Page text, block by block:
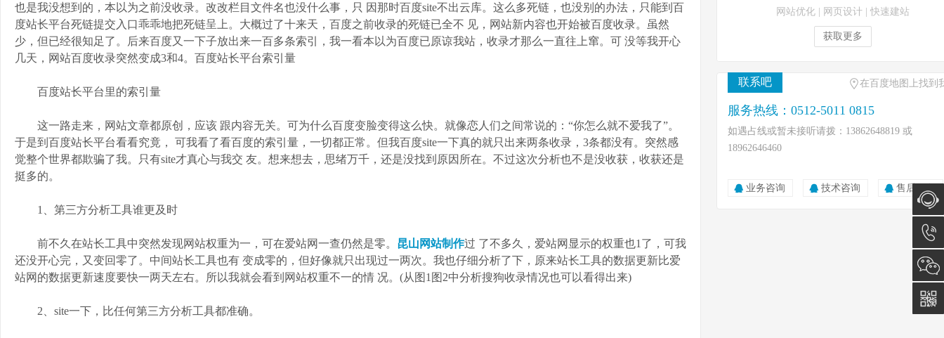
也是我没想到的，本以为之前没收录。改改栏目文件名也没什么事，只 因那时百度site不出云库。这么多死链，也没别的办法，只能到百
度站长平台死链提交入口乖乖地把死链呈上。大概过了十来天，百度之前收录的死链已全不 见，网站新内容也开始被百度收录。虽然
少，但已经很知足了。后来百度又一下子放出来一百多条索引，我一看本以为百度已原谅我站，收录才那么一直往上窜。可 没等我开心
几天，网站百度收录突然变成3和4。百度站长平台索引量
百度站长平台里的索引量
这一路走来，网站文章都原创，应该 跟内容无关。可为什么百度变脸变得这么快。就像恋人们之间常说的：“你怎么就不爱我了”。
于是到百度站长平台看看究竟， 可我看了看百度的索引量，一切都正常。但我百度site一下真的就只出来两条收录，3条都没有。突然感
觉整个世界都欺骗了我。只有site才真心与我交 友。想来想去，思绪万千，还是没找到原因所在。不过这次分析也不是没收获，收获还是
挺多的。
1、第三方分析工具谁更及时
前不久在站长工具中突然发现网站权重为一，可在爱站网一查仍然是零。 昆山网站制作过 了不多久，爱站网显示的权重也1了，可我
还没开心完，又变回零了。中间站长工具也有 变成零的，但好像就只出现过一两次。我也仔细分析了下，原来站长工具的数据更新比爱
站网的数据更新速度要快一两天左右。所以我就会看到网站权重不一的情 况。(从图1图2中分析搜狗收录情况也可以看得出来)
2、site一下，比任何第三方分析工具都准确。
网站优化 网页设计 快速建站
获取更多
联系吧 在百度地图上找到
服务热线：0512-5011 0815
如遇占线或暂未接听请拨：13862648819 或
18962646460
业务咨询 技术咨询 售后服务
在线咨
询
0512-
5011